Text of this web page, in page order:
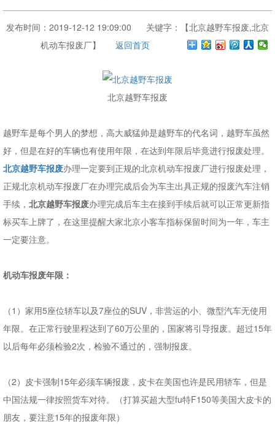
发布时间：2019-12-12 19:09:00 关键字：【北京越野车报废,北京
机动车报废厂】 返回首页
北京越野车报废
越野车是每个男人的梦想，高大威猛帅是越野车的代名词，越野车虽然
好，但是在好的车辆也有使用年限，在达到年限后毕竟进行报废处理。
北京越野车报废办理一定要到正规的北京机动车报废厂进行报废处理，
正规北京机动车报废厂在办理完成后会为车主出具正规的报废汽车注销
手续， 北京越野车报废办理完成后车主在接到手续后就可以正常更新指
标买车上牌了，在这里提醒大家北京小客车指标保留时间为一年，车主
一定要注意。
机动车报废年限：
（1）家用5座位轿车以及7座位的SUV，非营运的小、微型汽车无使用
年限。在正常行驶里程达到了60万公里的，国家将引导报废。超过15年
以后每年必须检验2次，检验不通过的，强制报废。
（2）皮卡强制15年必须车辆报废，皮卡在美国也许是民用轿车，但是
中国法规一律按照货车对待。（打算买超大型fu特F150等美国大皮卡的
朋友，要注意15年的报废年限）